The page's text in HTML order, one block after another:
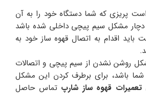
پریزی که شما دستگاه خود را به آن
دچار مشکل سیم پیچی داخلی شده باشد
باید اقدام به اتصال قهوه ساز خود به
روشن نشدن از سیم پیچی و اتصالات
شما باشد، برای برطرف کردن این مشکل
تعمیرات قهوه ساز شارپ تماس حاصل